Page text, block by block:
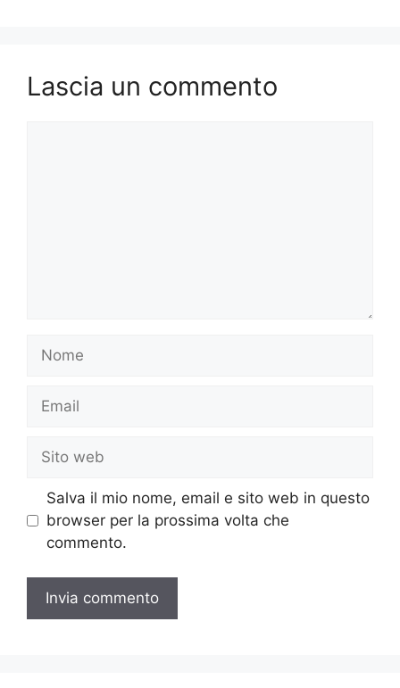
Lascia un commento
Nome
Email
Sito
web
Salva il mio nome, email e sito web in questo
browser per la prossima volta che
commento.